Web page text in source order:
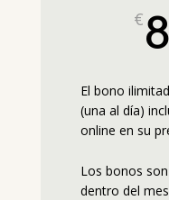
€
El bono
(una al día)
online en su
Los bonos
dentro del